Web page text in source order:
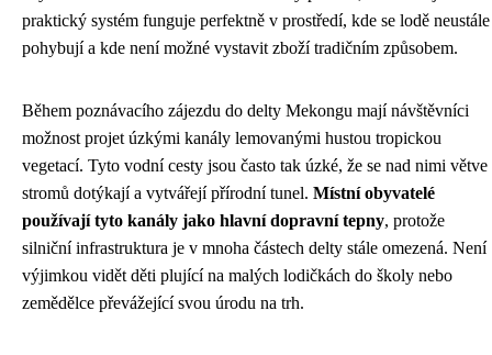
praktický systém funguje perfektně v prostředí, kde se lodě neustále
pohybují a kde není možné vystavit zboží tradičním způsobem.
Během poznávacího zájezdu do delty Mekongu mají návštěvníci
možnost projet úzkými kanály lemovanými hustou tropickou
vegetací. Tyto vodní cesty jsou často tak úzké, že se nad nimi větve
stromů dotýkají a vytvářejí přírodní tunel. Místní obyvatelé
používají tyto kanály jako hlavní dopravní tepny, protože
silniční infrastruktura je v mnoha částech delty stále omezená. Není
výjimkou vidět děti plující na malých lodičkách do školy nebo
zemědělce převážející svou úrodu na trh.